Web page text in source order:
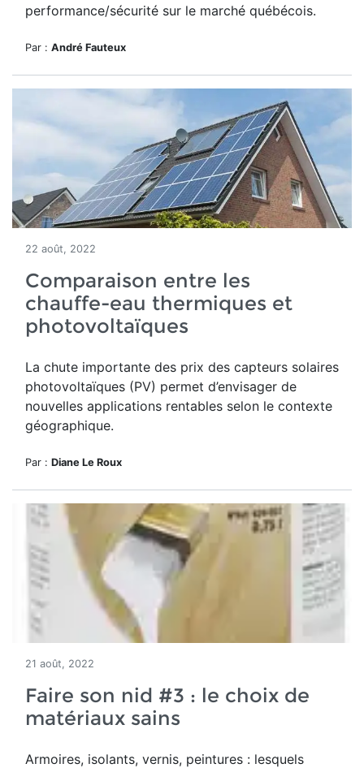
performance/sécurité sur le marché québécois.
Par : André Fauteux
22 août, 2022
Comparaison entre les
chauffe-eau thermiques et
photovoltaïques
La chute importante des prix des capteurs solaires
photovoltaïques (PV) permet d’envisager de
nouvelles applications rentables selon le contexte
géographique.
Par : Diane Le Roux
21 août, 2022
Faire son nid #3 : le choix de
matériaux sains
Armoires, isolants, vernis, peintures : lesquels